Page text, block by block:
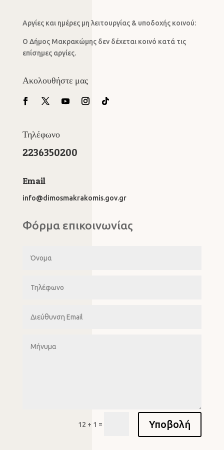
Αργίες και ημέρες μη λειτουργίας & υποδοχής κοινού:
Ο Δήμος Μακρακώμης δεν δέχεται κοινό κατά τις
επίσημες αργίες.
Ακολουθήστε μας
Τηλέφωνο
2236350200
Email
info@dimosmakrakomis.gov.gr
Φόρμα επικοινωνίας
12 + 1 = Υποβολή